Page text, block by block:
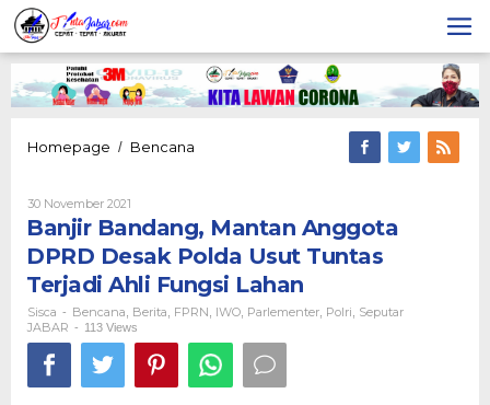
Lewati
ke
konten
Homepage / Bencana
DPRD
Desak
Polda
Usut
Tuntas
Terjadi
Ahli
Fungsi
Lahan
30 November 2021
Sisca
Banjir Bandang, Mantan Anggota
DPRD Desak Polda Usut Tuntas
Terjadi Ahli Fungsi Lahan
Sisca - Bencana Berita FPRN IWO Parlementer Polri Seputar
JABAR - 113 Views